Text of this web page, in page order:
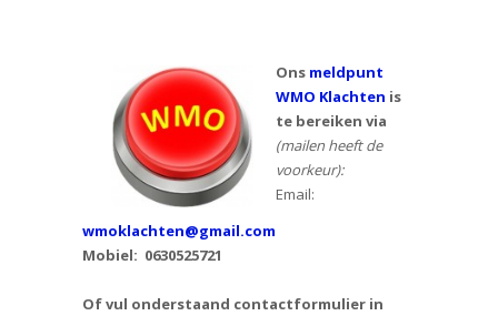
Ons meldpunt
WMO Klachten is
te bereiken via
(mailen heeft de
voorkeur):
Email:
wmoklachten@gmail.com
Mobiel: 0630525721
Of vul onderstaand contactformulier in